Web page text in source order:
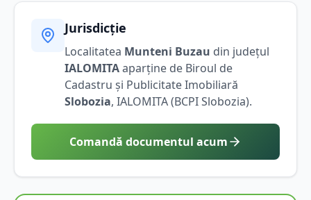
Jurisdicție
Localitatea Munteni Buzau din județul
IALOMITAaparține de Biroul de
Cadastru și Publicitate Imobiliară
Slobozia, IALOMITA(BCPISlobozia).
Comandă documentul acum